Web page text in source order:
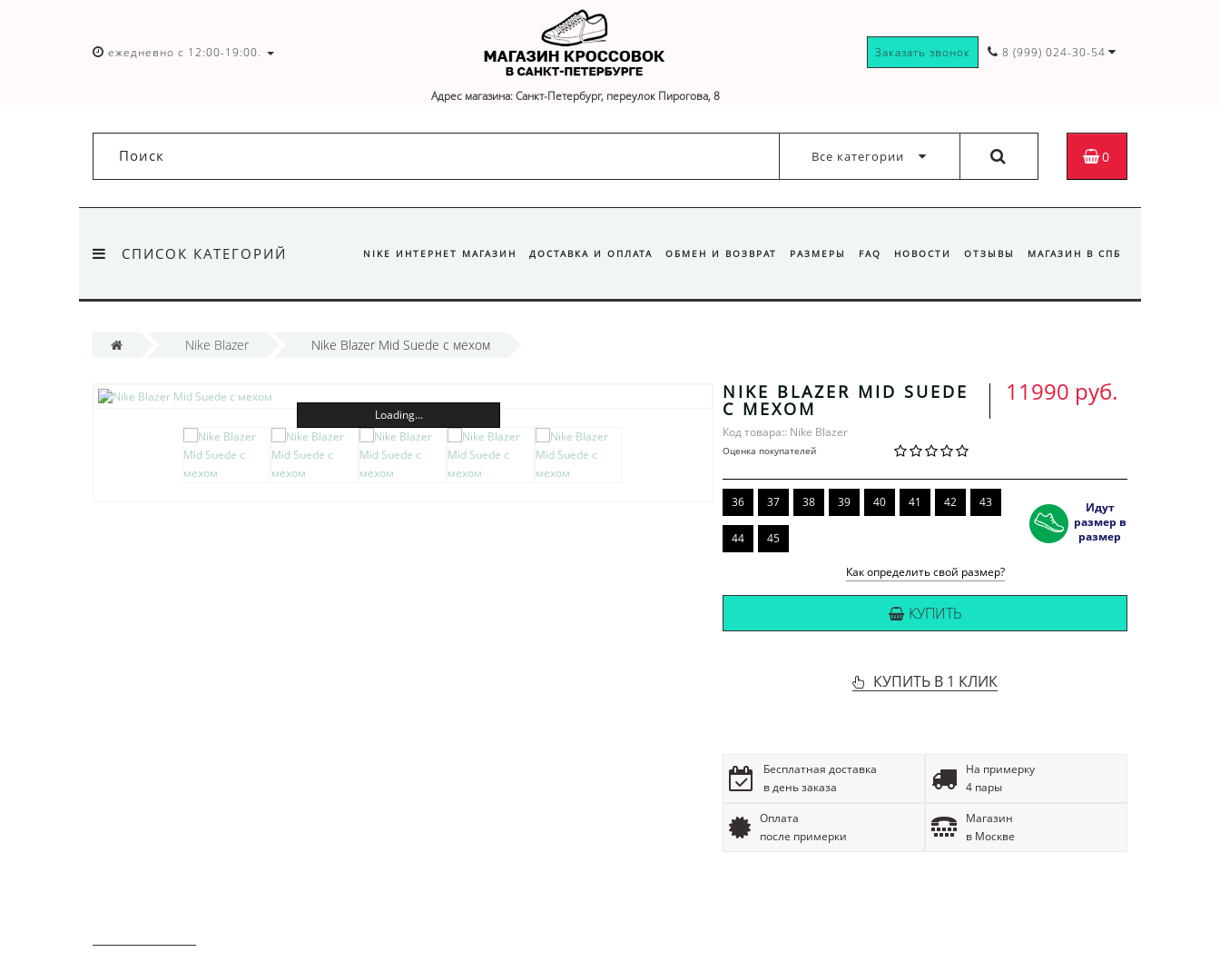
ежедневно с 12:00-19:00.
Адрес магазина: Санкт-Петербург, переулок Пирогова, 8
Заказать звонок 8 (999) 024-30-54
Все категории 0
СПИСОК КАТЕГОРИЙ NIKE ИНТЕРНЕТ МАГАЗИН ДОСТАВКА И ОПЛАТА ОБМЕН И ВОЗВРАТ РАЗМЕРЫ FAQ НОВОСТИ ОТЗЫВЫ МАГАЗИН В СПБ
Nike Blazer Nike Blazer Mid Suede с мехом
Loading...
NIKE BLAZER MID SUEDE
С МЕХОМ
Код товара:: Nike Blazer
Оценка покупателей
11990 руб.
36 37 38 39 40 41 42 43
44 45
Идут
размер в
размер
Как определить свой размер?
КУПИТЬ
КУПИТЬ В 1 КЛИК
Бесплатная доставка
в день заказа
На примерку
4 пары
Оплата
после примерки
Магазин
в Москве